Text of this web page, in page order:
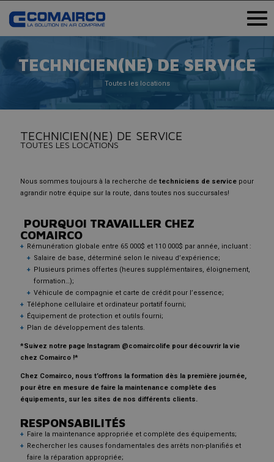
TECHNICIEN(NE) DE SERVICE
Toutes les locations
TECHNICIEN(NE) DE SERVICE
TOUTES LES LOCATIONS
Nous sommes toujours à la recherche de techniciens de service pour
agrandir notre équipe sur la route, dans toutes nos succursales!
POURQUOI TRAVAILLER CHEZ
COMAIRCO
Rémunération globale entre 65 000$ et 110 000$ par année, incluant :
Salaire de base, déterminé selon le niveau d’expérience;
Plusieurs primes offertes (heures supplémentaires, éloignement,
formation…);
Véhicule de compagnie et carte de crédit pour l’essence;
Téléphone cellulaire et ordinateur portatif fourni;
Équipement de protection et outils fourni;
Plan de développement des talents.
*Suivez notre page Instagram @comaircolife pour découvrir la vie
chez Comairco !*
Chez Comairco, nous t’offrons la formation dès la première journée,
pour être en mesure de faire la maintenance complète des
équipements, sur les sites de nos différents clients.
RESPONSABILITÉS
Faire la maintenance appropriée et complète des équipements;
Rechercher les causes fondamentales des arrêts non-planifiés et
faire la réparation appropriée;